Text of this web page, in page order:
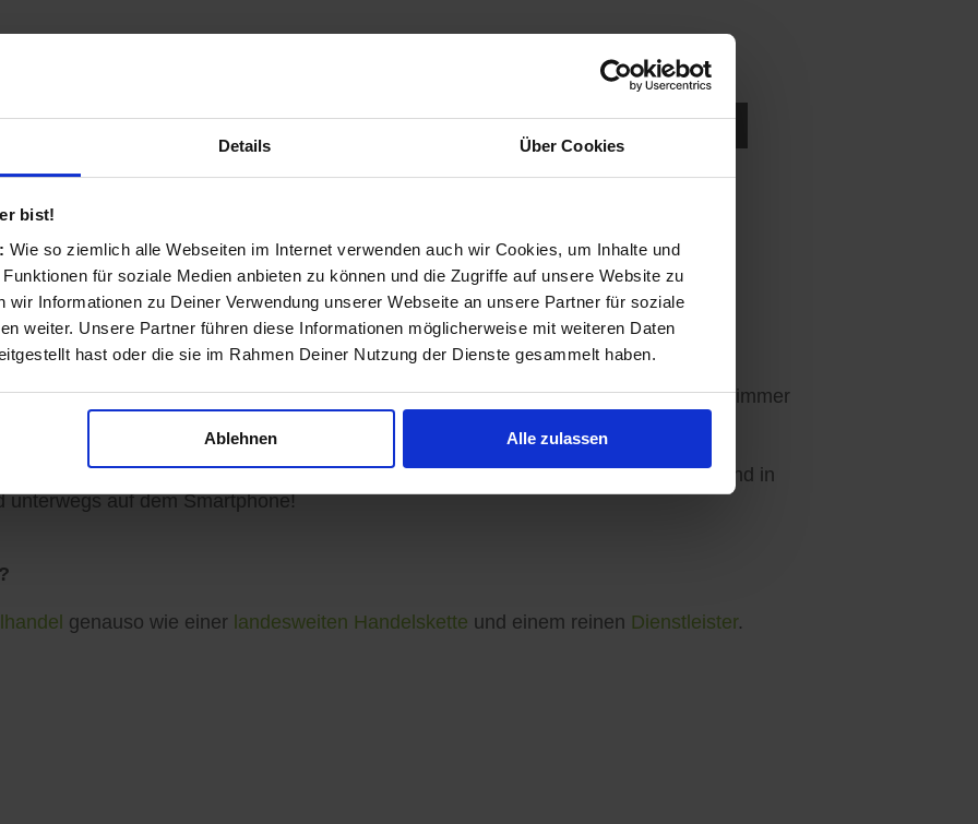
Details Über Cookies
bist!
Wie so ziemlich alle Webseiten im Internet verwenden auch wir Cookies, um Inhalte und
für soziale Medien anbieten zu können und die Zugriffe auf unsere Website zu
wir Informationen zu Deiner Verwendung unserer Webseite an unsere Partner für soziale
weiter. Unsere Partner führen diese Informationen möglicherweise mit weiteren Daten
hast oder die sie im Rahmen Deiner Nutzung der Dienste gesammelt haben.
Ablehnen Alle zulassen
Smartphone unterwegs nach Geschäften und Produkten in der Nähe suchen.
transparent
und Dienstleister entstanden und auf Ihre Wünsche abgestimmt.
vervollständigen, Angebote veröffentlichen - 3 Angebote sind für Sie immer
zu Ihren Kunden gelangen: Auf der koomio-Webseite, in unseren Apps und in
unterwegs auf dem Smartphone!
genauso wie einer landesweiten Handelskette und einem reinen Dienstleister.